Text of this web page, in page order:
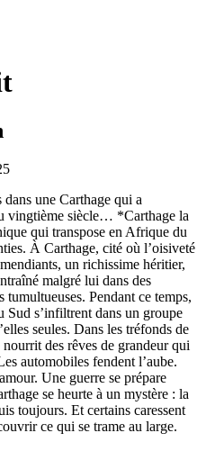
une Carthage qui a
vingtième siècle… *Carthage la
qui transpose en Afrique du
À Carthage, cité où l’oisiveté
un richissime héritier,
malgré lui dans des
Pendant ce temps,
Sud s’infiltrent dans un groupe
seules. Dans les tréfonds de
des rêves de grandeur qui
automobiles fendent l’aube.
Une guerre se prépare
se heurte à un mystère : la
toujours. Et certains caressent
ce qui se trame au large.